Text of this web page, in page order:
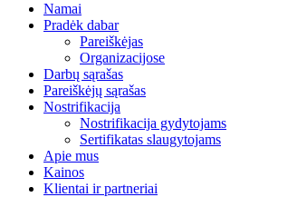
Namai
Pradėk dabar
Pareiškėjas
Organizacijose
Darbų sąrašas
Pareiškėjų sąrašas
Nostrifikacija
Nostrifikacija gydytojams
Sertifikatas slaugytojams
Apie mus
Kainos
Klientai ir partneriai